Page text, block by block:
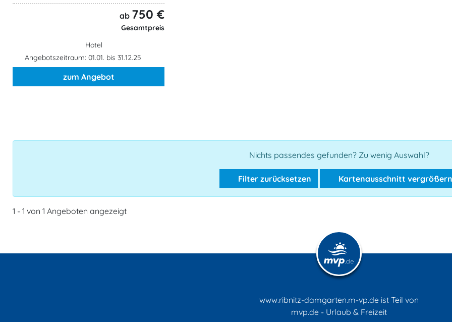
ab 750 €
Gesamtpreis
Hotel
Angebotszeitraum: 01.01. bis 31.12.25
zum Angebot
Nichts passendes gefunden? Zu wenig Auswahl?
Filter zurücksetzen Kartenausschnitt vergrößern
1 - 1 von 1 Angeboten angezeigt
www.ribnitz-damgarten.m-vp.de ist Teil von
mvp.de - Urlaub & Freizeit